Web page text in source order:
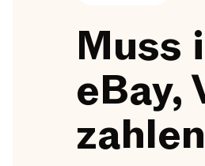
Muss
eBay,